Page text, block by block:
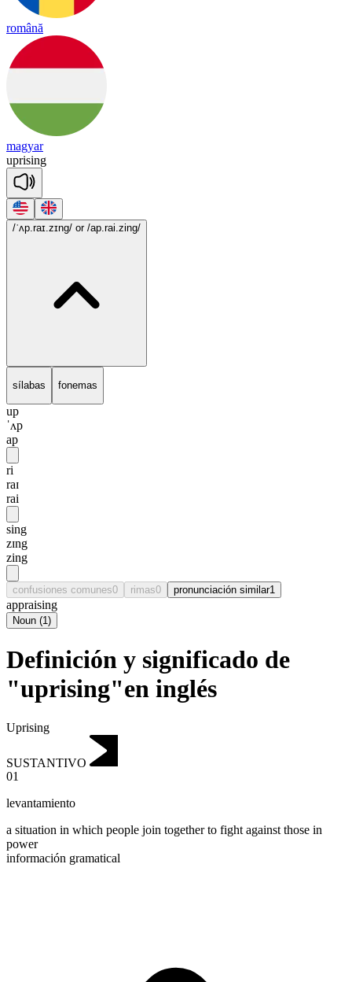
română
magyar
uprising
/ˈʌp.raɪ.zɪng/ or /ap.rai.zing/
sílabas fonemas
up
ˈʌp
ap
ri
raɪ
rai
sing
zɪng
zing
confusiones comunes0 rimas0 pronunciación similar1
appraising
Noun (1)
Definición y significado de
"uprising"en inglés
Uprising
SUSTANTIVO
01
levantamiento
a situation in which people join together to fight against those in
power
información gramatical